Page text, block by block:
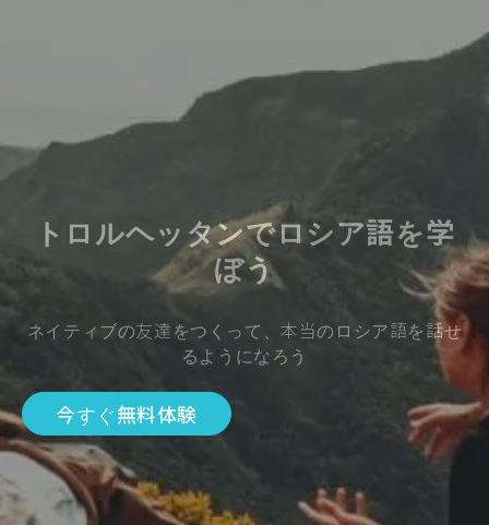
トロルヘッタンでロシア語を学
ぼう
ネイティブの友達をつくって、本当のロシア語を話せ
るようになろう
今すぐ無料体験